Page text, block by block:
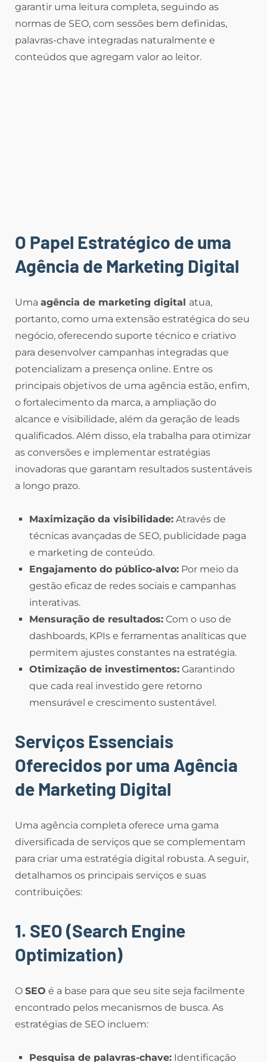
garantir uma leitura completa, seguindo as
normas de SEO, com sessões bem definidas,
palavras-chave integradas naturalmente e
conteúdos que agregam valor ao leitor.
O Papel Estratégico de uma
Agência de Marketing Digital
Uma agência de marketing digital atua,
portanto, como uma extensão estratégica do seu
negócio, oferecendo suporte técnico e criativo
para desenvolver campanhas integradas que
potencializam a presença online. Entre os
principais objetivos de uma agência estão, enfim,
o fortalecimento da marca, a ampliação do
alcance e visibilidade, além da geração de leads
qualificados. Além disso, ela trabalha para otimizar
as conversões e implementar estratégias
inovadoras que garantam resultados sustentáveis
a longo prazo.
Maximização da visibilidade: Através de
técnicas avançadas de SEO, publicidade paga
e marketing de conteúdo.
Engajamento do público-alvo: Por meio da
gestão eficaz de redes sociais e campanhas
interativas.
Mensuração de resultados: Com o uso de
dashboards, KPIs e ferramentas analíticas que
permitem ajustes constantes na estratégia.
Otimização de investimentos: Garantindo
que cada real investido gere retorno
mensurável e crescimento sustentável.
Serviços Essenciais
Oferecidos por uma Agência
de Marketing Digital
Uma agência completa oferece uma gama
diversificada de serviços que se complementam
para criar uma estratégia digital robusta. A seguir,
detalhamos os principais serviços e suas
contribuições:
1. SEO (Search Engine
Optimization)
O SEO é a base para que seu site seja facilmente
encontrado pelos mecanismos de busca. As
estratégias de SEO incluem:
Pesquisa de palavras-chave: Identificação